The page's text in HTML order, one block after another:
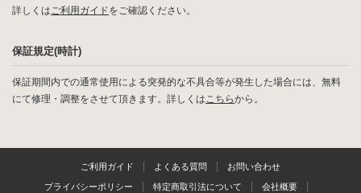
詳しくはご利用ガイドをご確認ください。
保証規定(時計)
保証期間内での通常使用による突発的な不具合等が発生した場合には、無料
にて修理・調整をさせて頂きます。詳しくはこちらから。
ご利用ガイド よくある質問 お問い合わせ
プライバシーポリシー 特定商取引法について 会社概要